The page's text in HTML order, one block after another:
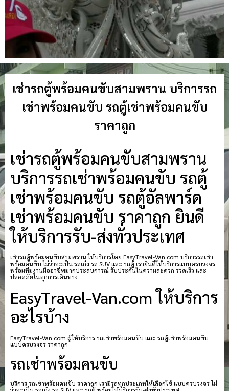
เช่ารถตู้พร้อมคนขับสามพราน บริการรถ
เช่าพร้อมคนขับ รถตู้เช่าพร้อมคนขับ
ราคาถูก
เช่ารถตู้พร้อมคนขับสามพราน
บริการรถเช่าพร้อมคนขับ รถตู้
เช่าพร้อมคนขับ รถตู้อัลพาร์ด
เช่าพร้อมคนขับ ราคาถูก ยินดี
ให้บริการรับ-ส่งทั่วประเทศ
เช่ารถตู้พร้อมคนขับสามพราน ให้บริการโดย EasyTravel-Van.com บริการรถเช่า
พร้อมคนขับ ไม่ว่าจะเป็น รถเก๋ง รถ SUV และ รถตู้ เรายินดีให้บริการแบบครบวงจร
พร้อมทีมงานมืออาชีพมากประสบการณ์ รับประกันในความสะดวก รวดเร็ว และ
ปลอดภัยในทุกการเดินทาง
EasyTravel-Van.com ให้บริการ
อะไรบ้าง
EasyTravel-Van.com ผู้ให้บริการ รถเช่าพร้อมคนขับ และ รถตู้เช่าพร้อมคนขับ
แบบครบวงจร ราคาถูก
รถเช่าพร้อมคนขับ
บริการ รถเช่าพร้อมคนขับ ราคาถูก เรามีรถทุกประเภทให้เลือกใช้ แบบครบวงจร ไม่